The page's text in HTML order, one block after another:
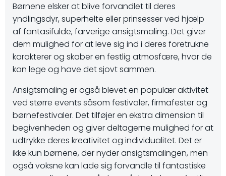
Børnene elsker at blive forvandlet til deres
yndlingsdyr, superhelte eller prinsesser ved hjælp
af fantasifulde, farverige ansigtsmaling. Det giver
dem mulighed for at leve sig ind i deres foretrukne
karakterer og skaber en festlig atmosfære, hvor de
kan lege og have det sjovt sammen.
Ansigtsmaling er også blevet en populær aktivitet
ved større events såsom festivaler, firmafester og
børnefestivaler. Det tilføjer en ekstra dimension til
begivenheden og giver deltagerne mulighed for at
udtrykke deres kreativitet og individualitet. Det er
ikke kun børnene, der nyder ansigtsmalingen, men
også voksne kan lade sig forvandle til fantastiske